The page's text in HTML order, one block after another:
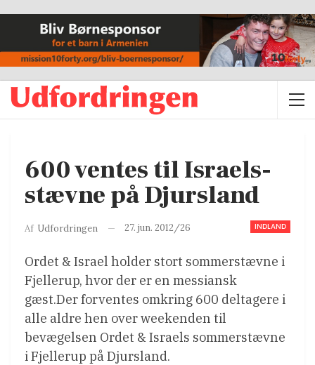
600 ventes til Israels-
stævne på Djursland
INDLAND
Af Udfordringen 27. jun. 2012/26
Ordet & Israel holder stort sommerstævne i
Fjellerup, hvor der er en messiansk
gæst.Der forventes omkring 600 deltagere i
alle aldre hen over weekenden til
bevægelsen Ordet & Israels sommerstævne
i Fjellerup på Djursland.